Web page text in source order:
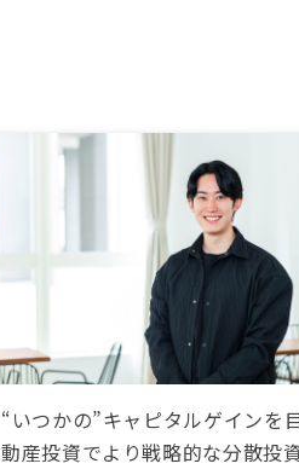
“いつかの”キャピタルゲインを
動産投資でより戦略的な分散投